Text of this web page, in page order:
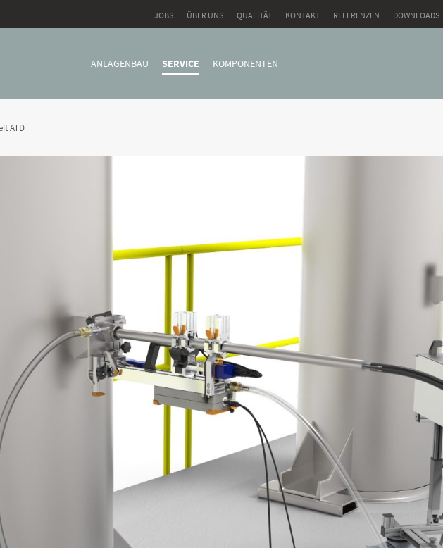
JOBS ÜBER UNS QUALITÄT KONTAKT REFERENZEN DOWNLOADS
ANLAGENBAU SERVICE KOMPONENTEN
ATD